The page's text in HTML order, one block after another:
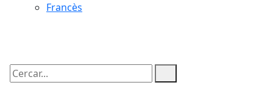
Francès
Cercar: